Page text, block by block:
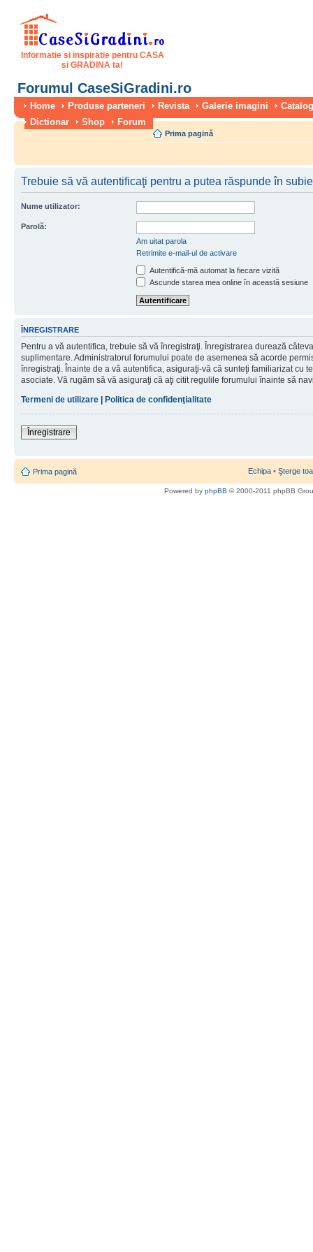
Informatie si inspiratie pentru CASA
si GRADINA ta!
Forumul CaseSiGradini.ro
Home Produse parteneri Revista Galerie imagini
Dictionar
Shop Forum
Prima pagină
Trebuie să vă autentificaţi pentru a putea răspunde în
Nume utilizator:
Parolă:
Am uitat parola
Retrimite e-mail-ul de activare
Autentifică-mă automat la fiecare vizită
Ascunde starea mea online în această sesiune
ÎNREGISTRARE
Pentru a vă autentifica, trebuie să vă înregistraţi. Înregistrarea durează
suplimentare. Administratorul forumului poate de asemenea să acorde
înregistraţi. Înainte de a vă autentifica, asiguraţi-vă că sunteţi familiarizat cu
asociate. Vă rugăm să vă asiguraţi că aţi citit regulile forumului înainte să
Termeni de utilizare | Politica de confidenţialitate
Înregistrare
Prima pagină Echipa • Şterge
Powered by phpBB © 2000-2011 phpBB